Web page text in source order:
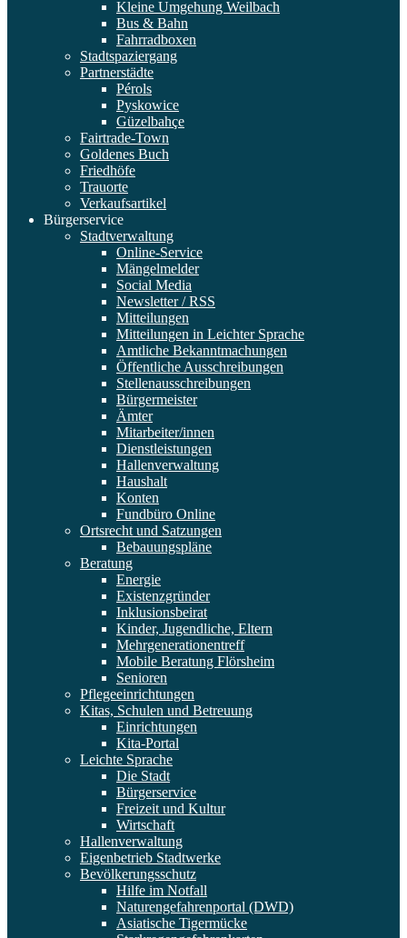
Kleine Umgehung Weilbach
Bus & Bahn
Fahrradboxen
Stadtspaziergang
Partnerstädte
Pérols
Pyskowice
Güzelbahçe
Fairtrade-Town
Goldenes Buch
Friedhöfe
Trauorte
Verkaufsartikel
Bürgerservice
Stadtverwaltung
Online-Service
Mängelmelder
Social Media
Newsletter / RSS
Mitteilungen
Mitteilungen in Leichter Sprache
Amtliche Bekanntmachungen
Öffentliche Ausschreibungen
Stellenausschreibungen
Bürgermeister
Ämter
Mitarbeiter/innen
Dienstleistungen
Hallenverwaltung
Haushalt
Konten
Fundbüro Online
Ortsrecht und Satzungen
Bebauungspläne
Beratung
Energie
Existenzgründer
Inklusionsbeirat
Kinder, Jugendliche, Eltern
Mehrgenerationentreff
Mobile Beratung Flörsheim
Senioren
Pflegeeinrichtungen
Kitas, Schulen und Betreuung
Einrichtungen
Kita-Portal
Leichte Sprache
Die Stadt
Bürgerservice
Freizeit und Kultur
Wirtschaft
Hallenverwaltung
Eigenbetrieb Stadtwerke
Bevölkerungsschutz
Hilfe im Notfall
Naturengefahrenportal (DWD)
Asiatische Tigermücke